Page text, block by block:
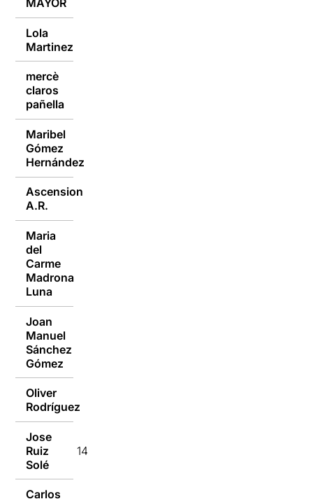
Lola
Martinez
mercè
claros
pañella
Maribel
Gómez
Hernández
Ascension
A.R.
Maria
del
Carme
Madrona
Luna
Joan
Manuel
Sánchez
Gómez
Oliver
Rodríguez
Jose
Ruiz
Solé
14/03/2016
Carlos